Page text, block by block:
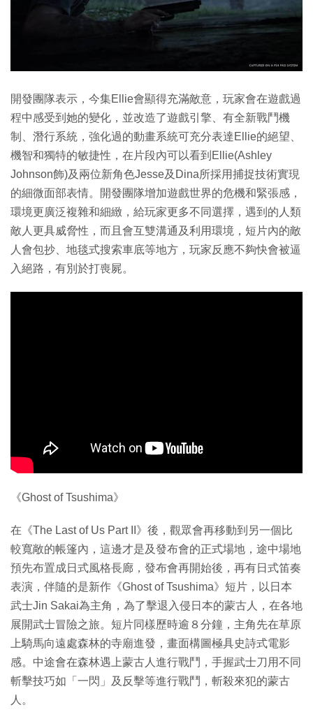
開發團隊表示，今集Ellie會顯得充滿敵意，玩家會在遊戲過
程中感受到她的變化，並改造了遊戲引擎、有全新戰鬥機
制、潛行系統，強化過的動畫系統可充分表達Ellie的絕望、
機智和獨特的敏捷性，在片段內可以看到Ellie(Ashley
Johnson飾)及兩位新角色Jesse及Dina所採用捕捉技術實現
的細微面部表情。開發團隊增加遊戲世界的危機和緊張感，
環境更廣泛複雜和細緻，給玩家更多不同選擇，遇到的人類
敵人更具威脅性，而且會互雙溝通及利用環境，短片內的敵
人會包抄、地毯式搜索車底等地方，玩家反應不夠快會被逼
入絕路，有別於打喪屍。
《Ghost of Tsushima》
在《The Last of Us Part II》後，觀眾會再移動到另一個比
較寬敞的帳篷內，這邊才是及發布會的正式場地，途中場地
預先布置成日式風格長廊，發布會再開始後，再有日式笛奏
表演，伴隨的是新作《Ghost of Tsushima》短片，以日本
武士Jin Sakai為主角，為了擊退入侵日本的蒙古人，在各地
展開武士冒險之旅。短片同樣歷時逾８分鐘，主角先在草原
上騎馬向遠處森林的寺廟進發，畫面構圖極具史詩式電影
感。中途會在森林遇上蒙古人進行戰鬥，手握武士刀用不同
斬擊技巧如「一閃」及反擊等進行戰鬥，斬殺來犯的蒙古
人。